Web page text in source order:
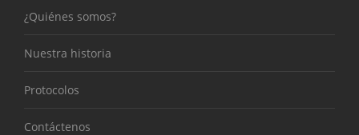
¿Quiénes somos?
Nuestra historia
Protocolos
Contáctenos